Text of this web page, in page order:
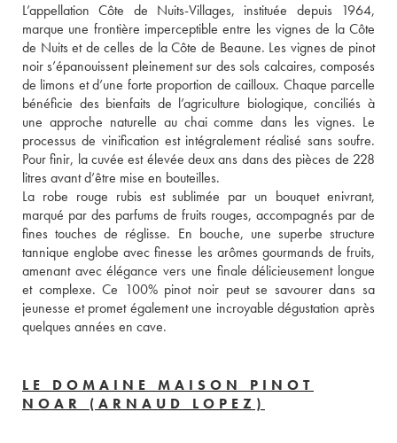
L’appellation Côte de Nuits-Villages, instituée depuis 1964,
marque une frontière imperceptible entre les vignes de la Côte
de Nuits et de celles de la Côte de Beaune. Les vignes de pinot
noir s’épanouissent pleinement sur des sols calcaires, composés
de limons et d’une forte proportion de cailloux. Chaque parcelle
bénéficie des bienfaits de l’agriculture biologique, conciliés à
une approche naturelle au chai comme dans les vignes. Le
processus de vinification est intégralement réalisé sans soufre.
Pour finir, la cuvée est élevée deux ans dans des pièces de 228
litres avant d’être mise en bouteilles.
La robe rouge rubis est sublimée par un bouquet enivrant,
marqué par des parfums de fruits rouges, accompagnés par de
fines touches de réglisse. En bouche, une superbe structure
tannique englobe avec finesse les arômes gourmands de fruits,
amenant avec élégance vers une finale délicieusement longue
et complexe. Ce 100% pinot noir peut se savourer dans sa
jeunesse et promet également une incroyable dégustation après
quelques années en cave.
LE DOMAINE MAISON PINOT
NOAR (ARNAUD LOPEZ)